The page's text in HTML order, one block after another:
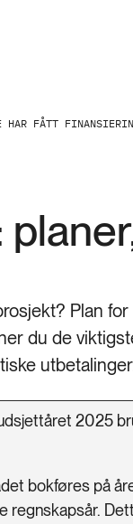
HAR FÅTT
Plan
du de
2025
bokføres på
regnskapsår.